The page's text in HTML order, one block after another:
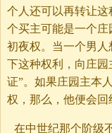
个人还可以再转让
个买主可能是一个
初夜权。当一个男
下这种权利，向庄
证”。如果庄园主本
权，那么，他便会回
在中世纪那个阶级